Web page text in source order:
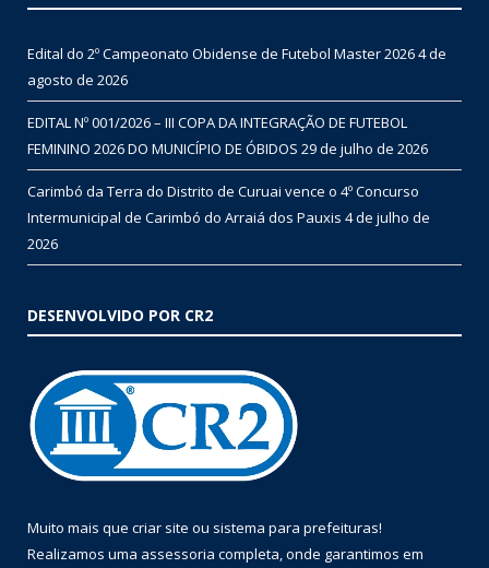
Edital do 2º Campeonato Obidense de Futebol Master 20264 de
agosto de 2026
EDITAL Nº 001/2026 – III COPA DA INTEGRAÇÃO DE FUTEBOL
FEMININO 2026 DO MUNICÍPIO DE ÓBIDOS 29 de julho de 2026
Carimbó da Terra do Distrito de Curuai vence o 4º Concurso
Intermunicipal de Carimbó do Arraiá dos Pauxis 4 de julho de
2026
DESENVOLVIDO POR CR2
Muito mais que criar site ou sistema para prefeituras!
Realizamos uma assessoria completa, onde garantimos em